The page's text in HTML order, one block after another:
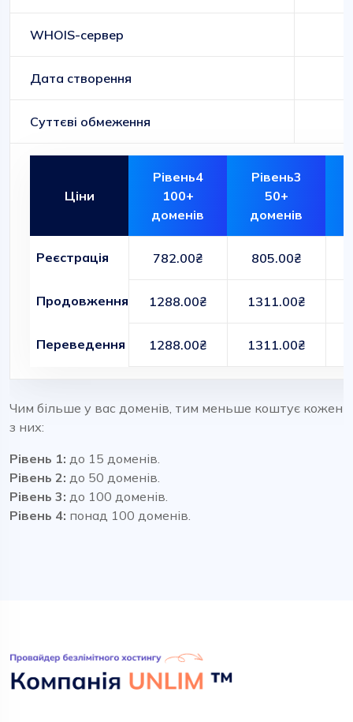
WHOIS-сервер
Дата створення
Суттєві обмеження
Ціни
Рівень4
100+
доменів
Рівень3
50+
доменів
Реєстрація 782.00₴ 805.00₴
Продовження 1288.00₴ 1311.00₴
Переведення 1288.00₴ 1311.00₴
Чим більше у вас доменів, тим меньше коштує кожен
з них:
Рівень 1: до 15 доменів.
Рівень 2: до 50 доменів.
Рівень 3: до 100 доменів.
Рівень 4: понад 100 доменів.